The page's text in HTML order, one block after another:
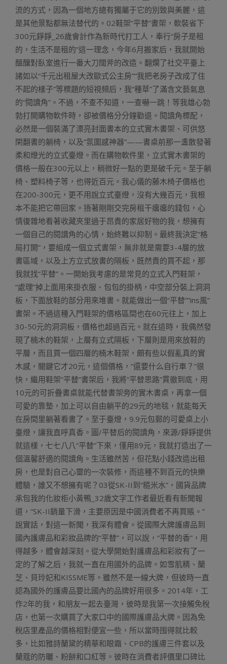
流的方式，因為一個地方總有獨屬于它的別致與美麗，這
是其他景點都無法替代的。02鞋架“平替”書架，軟裝省下
300元錚錚_26歲會計作為新時代打工人，奉行“房子是租
的，生活不是租的”這一理念，今年6月搬家后，我就開始
醞釀對臥室進行一番大刀闊斧的改造。翻爛了社交平臺上
諸如以“千元出租屋大改歐式公主房”“我把老房子改成了住
不起的樣子”等標題的短視頻后，我“種草”了滿含文藝氣息
的“閱讀角”。不過，不查不知道，一查嚇一跳！等我雄心勃
勃打開購物軟件時，卻被價格分分鐘勸退。閱讀角標配，
必然是一個裝滿了漂亮封面書本的立式實木書架、可供悠
閑翻書的躺椅，以及“氛圍感神器”——書桌前那一盞散發著
柔和燈光的立式臺燈。而在購物軟件里，立式實木書架的
價格一般在300元以上，稍微好一點的更是破千元。至于躺
椅、塑料椅子等，也得近百元。我心儀的藤木椅子價格也
在200-300元，更不用說立式臺燈，沒有大幾百元，我根
本不能把它帶回家。捂著剛剛交完房租干癟癟的錢包，心
情復雜地看著收藏夾里過于昂貴的家居好物的我，想擁有
一個自己的閱讀角的心情，始終難以抑制。最終我決定“格
局打開”，要組成一個立式書架，無非就是需要3-4層的放
書區域，以及上方立式放書的隔板，既然貴的買不起，那
我就找“平替”。一開始我考慮的是常見的立式入門鞋架，
“處理”掉上面用來掛衣服、包包的掛柄，中空部分裝上洞洞
板，下面放鞋的部分用來堆書。就能做出一個“平替”“ins風”
書架。不過這種入門鞋架的價格區間也在60元往上，加上
30-50元的洞洞板，價格也超過百元。就在這時，我偶然發
現了楠木的鞋架，上層有立式隔板，下層則是用來放鞋的
平層，而且買一個四層的楠木鞋架，頗有些以假亂真的實
木感，關鍵它才20元，這個價格，“還要什么自行車？”很
快，繼用鞋架“平替”書架后，我將“平替思路”貫徹到底，用
10元的可折疊書桌就能代替書架旁的實木書桌，再拿一個
可愛的靠墊，加上可以自由躺平的29元的地毯，就能每天
在房間里躺著看書了。至于臺燈，9.9元包郵的可愛桌上小
臺燈，讓我直呼真香。圖/平替后的閱讀角，來源/錚錚提供
就這樣，七七八八“平替”下來，僅用89元，我就打造出了一
個溫馨舒適的閱讀角。生活雖然苦，但花點小錢改造出租
房，也是對自己心靈的一次裝修，而這種不到百元的快樂
體驗，誰又不想擁有呢？03從SK-II到“糙米水”，國貨品牌
承包我的化妝柜小黃鴨_32歲文字工作者最近看有新聞報
道，“SK-II銷量下滑，主要原因是中國消費者不再買賬。”
說實話，對這一新聞，我深有體會。從國際大牌護膚品到
國內護膚品和彩妝品牌的“平替”，可以說，“平替的香”，用
得越多，體會越深刻。從大學開始對護膚品和彩妝有了一
定的了解之后，我就一直在用國外的品牌。如雪肌精、蘭
芝、貝玲妃和KISSME等。雖然不是一線大牌，但彼時一直
認為國外的護膚品要比國內的品牌好用很多。2014年，工
作2年的我，和朋友一起去臺灣，彼時是我第一次接觸免稅
店，也第一次購買了大家口中的國際護膚品大牌。因為免
稅店里產品的價格相對便宜一些，所以當時囤得就比較
多，比如雅詩蘭黛的精華和眼霜、CPB的護膚三件套以及
蘭蔻的防曬、粉餅和口紅等。彼時在消費者評價里口碑比